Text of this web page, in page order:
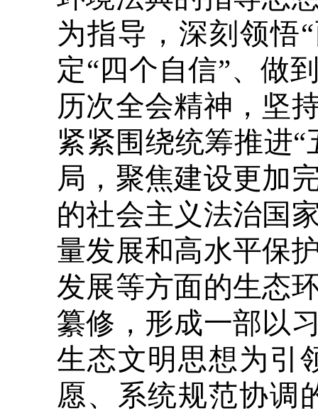
为指导，深刻领悟
定“四个自信”、做
历次全会精神，坚
紧紧围绕统筹推进
局，聚焦建设更加
的社会主义法治国
量发展和高水平保
发展等方面的生态
纂修，形成一部以
生态文明思想为引
愿、系统规范协调